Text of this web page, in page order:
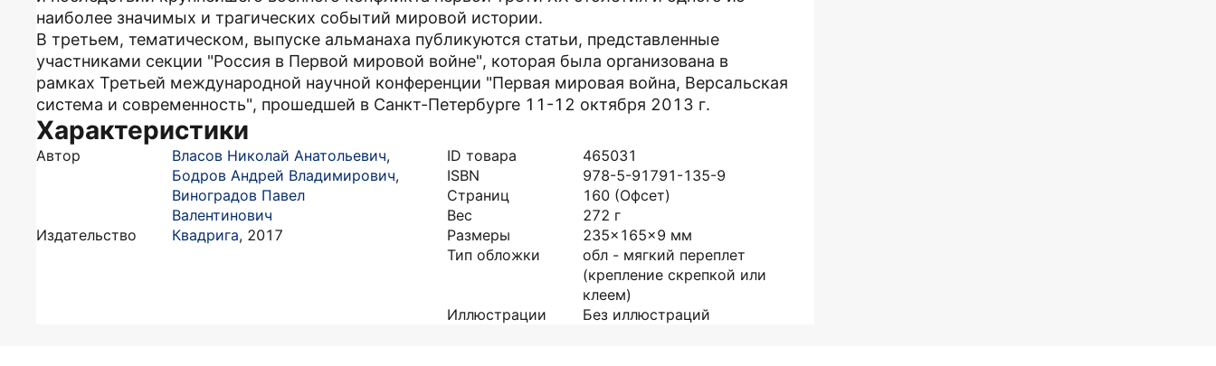
наиболее значимых и трагических событий мировой истории.
В третьем, тематическом, выпуске альманаха публикуются статьи, представленные
участниками секции "Россия в Первой мировой войне", которая была организована в
рамках Третьей международной научной конференции "Первая мировая война, Версальская
система и современность", прошедшей в Санкт-Петербурге 11-12 октября 2013 г.
Характеристики
Автор Власов Николай Анатольевич,
Бодров Андрей Владимирович,
Виноградов Павел
Валентинович
Издательство
Квадрига, 2017
ID товара
465031
ISBN
978-5-91791-135-9
Страниц
160 (Офсет)
Вес
272 г
Размеры
235x165x9 мм
Тип обложки
обл - мягкий переплет
(крепление скрепкой или
клеем)
Иллюстрации
Без иллюстраций